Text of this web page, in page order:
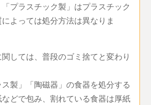
プラスチック製」はプラスチック
よっては処分方法は異なりま
しては、普段のゴミ捨てと変わり
製」「陶磁器」の食器を処分する
どで包み、割れている食器は厚紙